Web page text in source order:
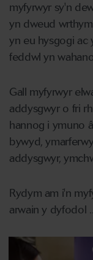
myfyrwyr sy'n
yn dweud
yn eu hysgogi ac
feddwl yn
Gall myfyrwyr
addysgwyr o fri
hannog i ymuno
bywyd,
addysgwyr,
Rydym am i'n
arwain y dyfodol